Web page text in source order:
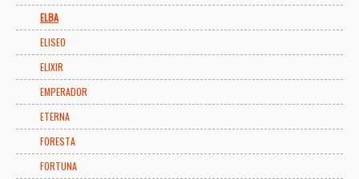
ELBA
ELISEO
ELIXIR
EMPERADOR
ETERNA
FORESTA
FORTUNA